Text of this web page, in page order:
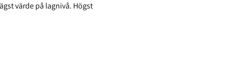
värde på lagnivå. Högst